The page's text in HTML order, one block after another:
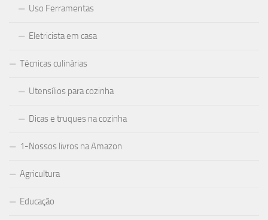
Uso Ferramentas
Eletricista em casa
Técnicas culinárias
Utensílios para cozinha
Dicas e truques na cozinha
1-Nossos livros na Amazon
Agricultura
Educação